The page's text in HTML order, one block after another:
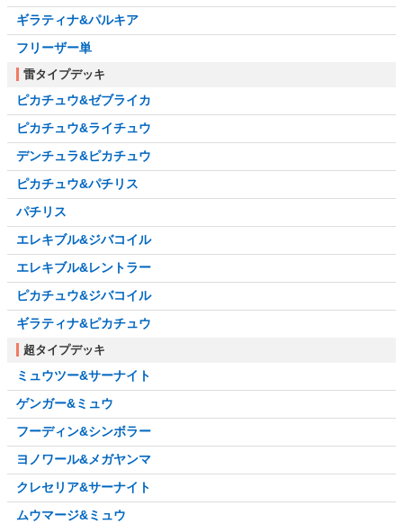
ギラティナ&パルキア
フリーザー単
雷タイプデッキ
ピカチュウ&ゼブライカ
ピカチュウ&ライチュウ
デンチュラ&ピカチュウ
ピカチュウ&パチリス
パチリス
エレキブル&ジバコイル
エレキブル&レントラー
ピカチュウ&ジバコイル
ギラティナ&ピカチュウ
超タイプデッキ
ミュウツー&サーナイト
ゲンガー&ミュウ
フーディン&シンボラー
ヨノワール&メガヤンマ
クレセリア&サーナイト
ムウマージ&ミュウ